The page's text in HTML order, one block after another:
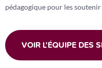
pédagogique pour les
VOIR L'ÉQUIPE DES